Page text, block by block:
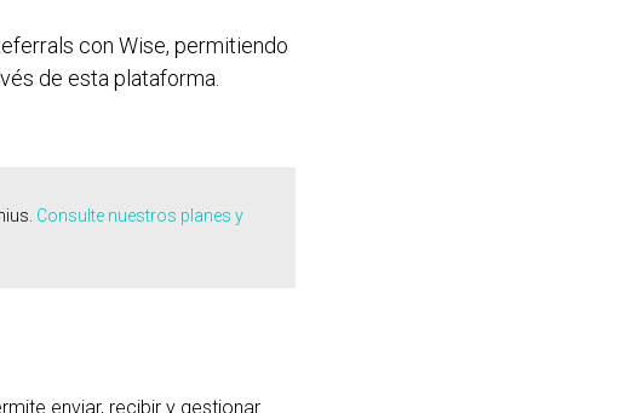
con Wise, permitiendo
de esta plataforma.
Consulte nuestros planes y
enviar, recibir y gestionar